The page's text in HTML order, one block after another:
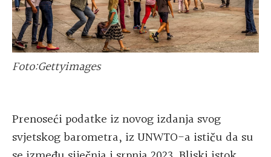
Foto:Gettyimages
Prenoseći podatke iz novog izdanja svog
svjetskog barometra, iz UNWTO-a ističu da su